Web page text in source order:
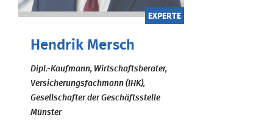
EXPERTE
Hendrik Mersch
Dipl.-Kaufmann, Wirtschaftsberater,
Versicherungsfachmann (IHK),
Gesellschafter der Geschäftsstelle
Münster